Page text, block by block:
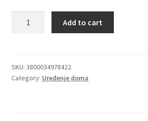
Igračke
Cvece
Home
Perfumes
Add to cart
SKU: 3800034978422
Category: Uređenje doma